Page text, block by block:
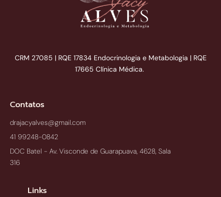
CRM 27085 | RQE 17834 Endocrinologia e Metabologia | RQE
17665 Clínica Médica.
Contatos
drajacyalves@gmail.com
41 99248-0842
DOC Batel - Av. Visconde de Guarapuava, 4628, Sala
316
Links